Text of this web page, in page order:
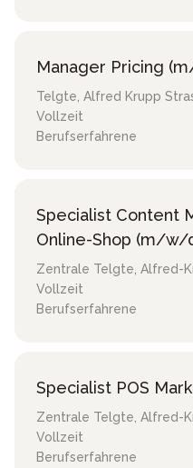
Manager Pricing
Telgte, Alfred Krupp
Vollzeit
Berufserfahrene
Specialist Content
Online-Shop (m/w/
Zentrale Telgte, Alfred-
Vollzeit
Berufserfahrene
Specialist POS
Zentrale Telgte, Alfred-
Vollzeit
Berufserfahrene